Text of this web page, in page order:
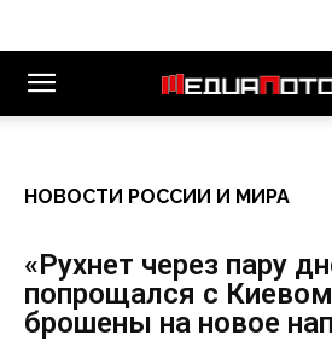
НОВОСТИ РОССИИ И МИРА
«Рухнет через пару
попрощался с
брошены на новое